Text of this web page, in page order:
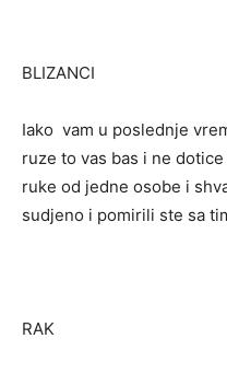
BLIZANCI
Iako vam u poslednje
ruze to vas bas i ne
ruke od jedne osobe i
sudjeno i pomirili ste sa
RAK